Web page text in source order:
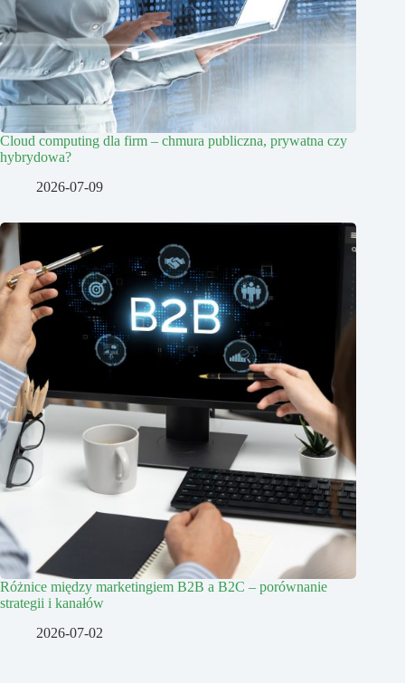
Cloud computing dla firm – chmura publiczna, prywatna czy
hybrydowa?
2026-07-09
Różnice między marketingiem B2B a B2C – porównanie
strategii i kanałów
2026-07-02